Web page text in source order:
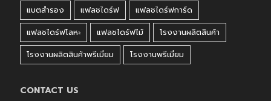
แบตสำรอง
แฟลชไดร์ฟ
แฟลชไดร์ฟการ์ด
แฟลชไดร์ฟโลหะ
แฟลชไดร์ฟไม้
โรงงานผลิตสินค้า
โรงงานผลิตสินค้าพรีเมี่ยม
โรงงานพรีเมี่ยม
CONTACT US